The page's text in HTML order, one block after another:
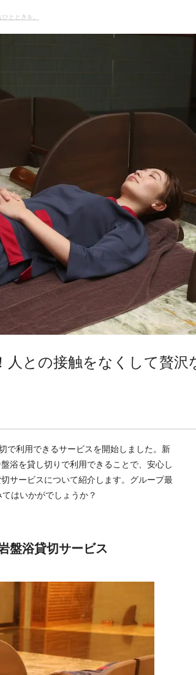
とときを。
との接触をなくして贅沢
で利用できるサービスを開始しました。新
浴を貸し切りで利用できることで、安心し
サービスについて紹介します。グループ最
はいかがでしょうか？
盤浴貸切サービス